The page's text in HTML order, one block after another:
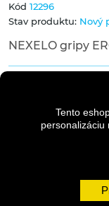
Tento
personalizáciu
Kód 12296
Stav produktu: Nový
NEXELO gripy